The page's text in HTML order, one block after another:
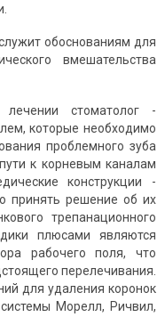
обоснованиям для
вмешательства
лечении стоматолог -
которые необходимо
проблемного зуба
к корневым каналам
конструкции -
принять решение об их
трепанационного
плюсами являются
рабочего поля, что
перелечивания.
для удаления коронок
Морелл, Ричвил,